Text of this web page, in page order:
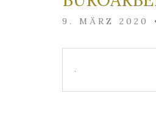
9. MÄRZ 2020